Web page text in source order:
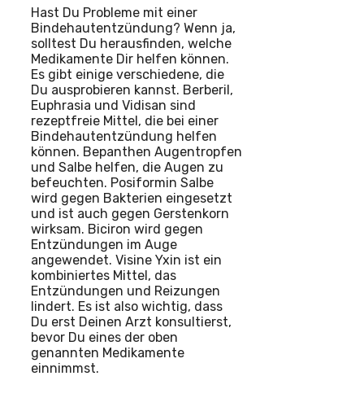
Hast Du Probleme mit einer
Bindehautentzündung? Wenn ja,
solltest Du herausfinden, welche
Medikamente Dir helfen können.
Es gibt einige verschiedene, die
Du ausprobieren kannst. Berberil,
Euphrasia und Vidisan sind
rezeptfreie Mittel, die bei einer
Bindehautentzündung helfen
können. Bepanthen Augentropfen
und Salbe helfen, die Augen zu
befeuchten. Posiformin Salbe
wird gegen Bakterien eingesetzt
und ist auch gegen Gerstenkorn
wirksam. Biciron wird gegen
Entzündungen im Auge
angewendet. Visine Yxin ist ein
kombiniertes Mittel, das
Entzündungen und Reizungen
lindert. Es ist also wichtig, dass
Du erst Deinen Arzt konsultierst,
bevor Du eines der oben
genannten Medikamente
einnimmst.